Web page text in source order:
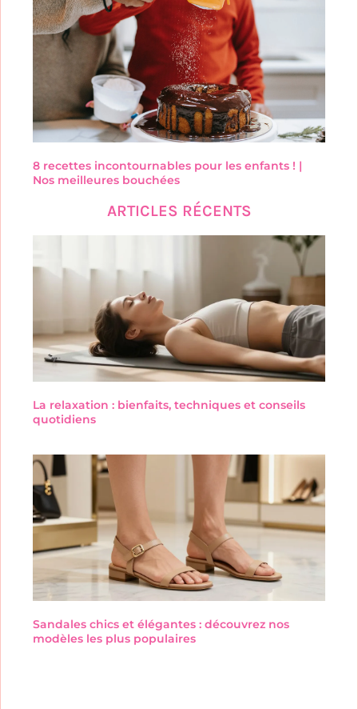
8 recettes incontournables pour les enfants ! |
Nos meilleures bouchées
ARTICLES RÉCENTS
La relaxation : bienfaits, techniques et conseils
quotidiens
Sandales chics et élégantes : découvrez nos
modèles les plus populaires